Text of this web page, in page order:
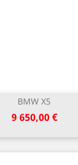
BMW X5
Kaina
9 650,00 €
Greita peržiūra